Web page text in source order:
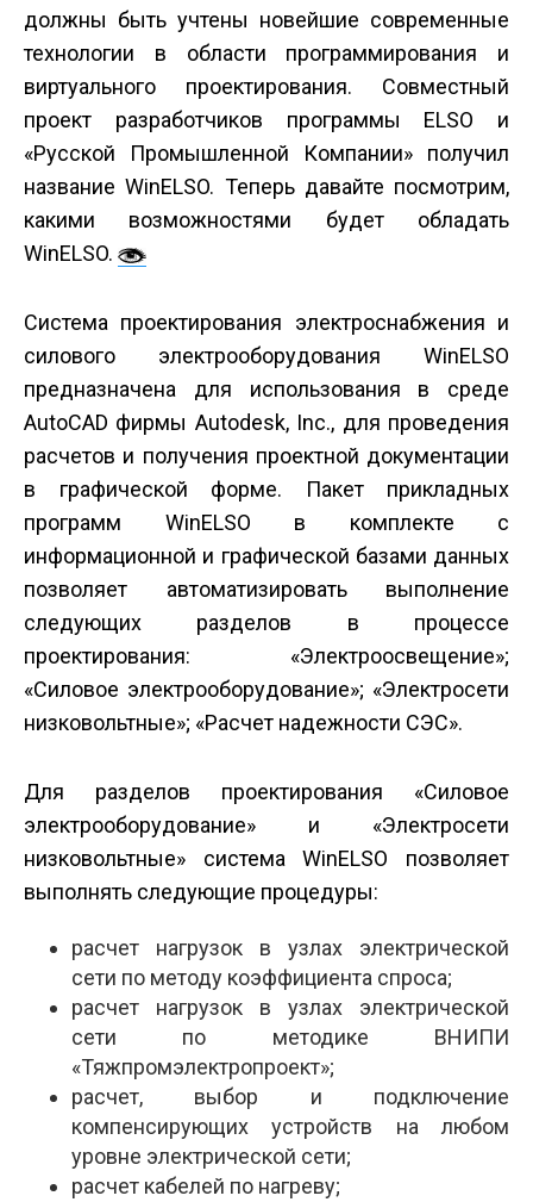
должны быть учтены новейшие современные
технологии в области программирования и
виртуального проектирования. Совместный
проект разработчиков программы ELSO и
«Русской Промышленной Компании» получил
название WinELSO. Теперь давайте посмотрим,
какими возможностями будет обладать
WinELSO.
Система проектирования электроснабжения и
силового электрооборудования WinELSO
предназначена для использования в среде
AutoCAD фирмы Autodesk, Inc., для проведения
расчетов и получения проектной документации
в графической форме. Пакет прикладных
программ WinELSO в комплекте с
информационной и графической базами данных
позволяет автоматизировать выполнение
следующих разделов в процессе
проектирования: «Электроосвещение»;
«Силовое электрооборудование»; «Электросети
низковольтные»; «Расчет надежности СЭС».
Для разделов проектирования «Силовое
электрооборудование» и «Электросети
низковольтные» система WinELSO позволяет
выполнять следующие процедуры:
расчет нагрузок в узлах электрической
сети по методу коэффициента спроса;
расчет нагрузок в узлах электрической
сети по методике ВНИПИ
«Тяжпромэлектропроект»;
расчет, выбор и подключение
компенсирующих устройств на любом
уровне электрической сети;
расчет кабелей по нагреву;